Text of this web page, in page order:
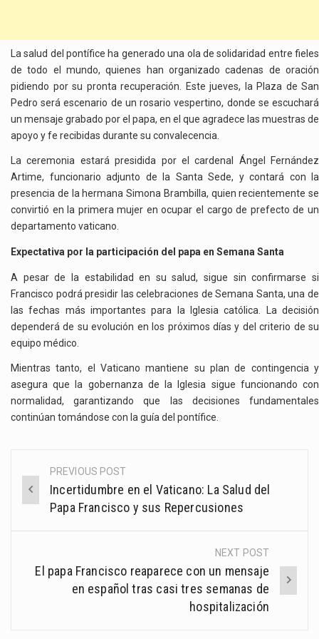
La salud del pontífice ha generado una ola de solidaridad entre fieles
de todo el mundo, quienes han organizado cadenas de oración
pidiendo por su pronta recuperación. Este jueves, la Plaza de San
Pedro será escenario de un rosario vespertino, donde se escuchará
un mensaje grabado por el papa, en el que agradece las muestras de
apoyo y fe recibidas durante su convalecencia.
La ceremonia estará presidida por el cardenal Ángel Fernández
Artime, funcionario adjunto de la Santa Sede, y contará con la
presencia de la hermana Simona Brambilla, quien recientemente se
convirtió en la primera mujer en ocupar el cargo de prefecto de un
departamento vaticano.
Expectativa por la participación del papa en Semana Santa
A pesar de la estabilidad en su salud, sigue sin confirmarse si
Francisco podrá presidir las celebraciones de Semana Santa, una de
las fechas más importantes para la Iglesia católica. La decisión
dependerá de su evolución en los próximos días y del criterio de su
equipo médico.
Mientras tanto, el Vaticano mantiene su plan de contingencia y
asegura que la gobernanza de la Iglesia sigue funcionando con
normalidad, garantizando que las decisiones fundamentales
continúan tomándose con la guía del pontífice.
Post
navigation
PREVIOUS POST
Incertidumbre en el Vaticano: La Salud del
Papa Francisco y sus Repercusiones
NEXT POST
El papa Francisco reaparece con un mensaje
en español tras casi tres semanas de
hospitalización